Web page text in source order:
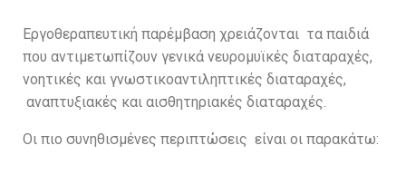
Εργοθεραπευτική παρέμβαση χρειάζονται τα παιδιά
που αντιμετωπίζουν γενικά νευρομυϊκές διαταραχές,
νοητικές και γνωστικοαντιληπτικές διαταραχές,
αναπτυξιακές και αισθητηριακές διαταραχές.
Οι πιο συνηθισμένες περιπτώσεις είναι οι παρακάτω: